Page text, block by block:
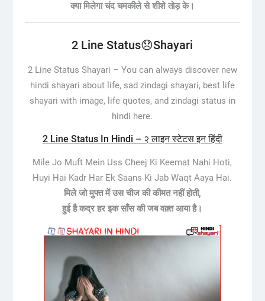
क्या मिलेगा चंद चमकीले से शीशे तोड़ के।
2 Line Status😞Shayari
2 Line Status Shayari – You can always discover new
hindi shayari about life, sad zindagi shayari, best life
shayari with image, life quotes, and zindagi status in
hindi here.
2 Line Status In Hindi – २ लाइन स्टेटस इन हिंदी
Mile Jo Muft Mein Uss Cheej Ki Keemat Nahi Hoti,
Huyi Hai Kadr Har Ek Saans Ki Jab Waqt Aaya Hai.
मिले जो मुफ्त में उस चीज की कीमत नहीं होती,
हुई है कद्र हर इक साँस की जब वक़्त आया है।